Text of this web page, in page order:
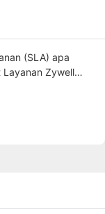
(SLA) apa
Zywell